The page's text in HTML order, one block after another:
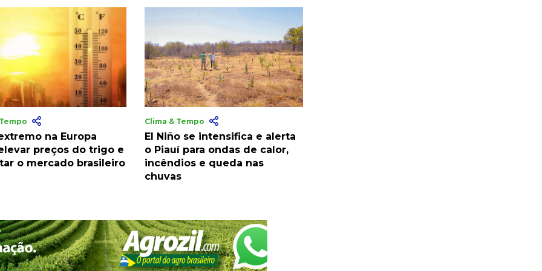
na Europa
preços do trigo e
o mercado brasileiro
Clima & Tempo
El Niño se intensifica e alerta
o Piauí para ondas de calor,
incêndios e queda nas
chuvas